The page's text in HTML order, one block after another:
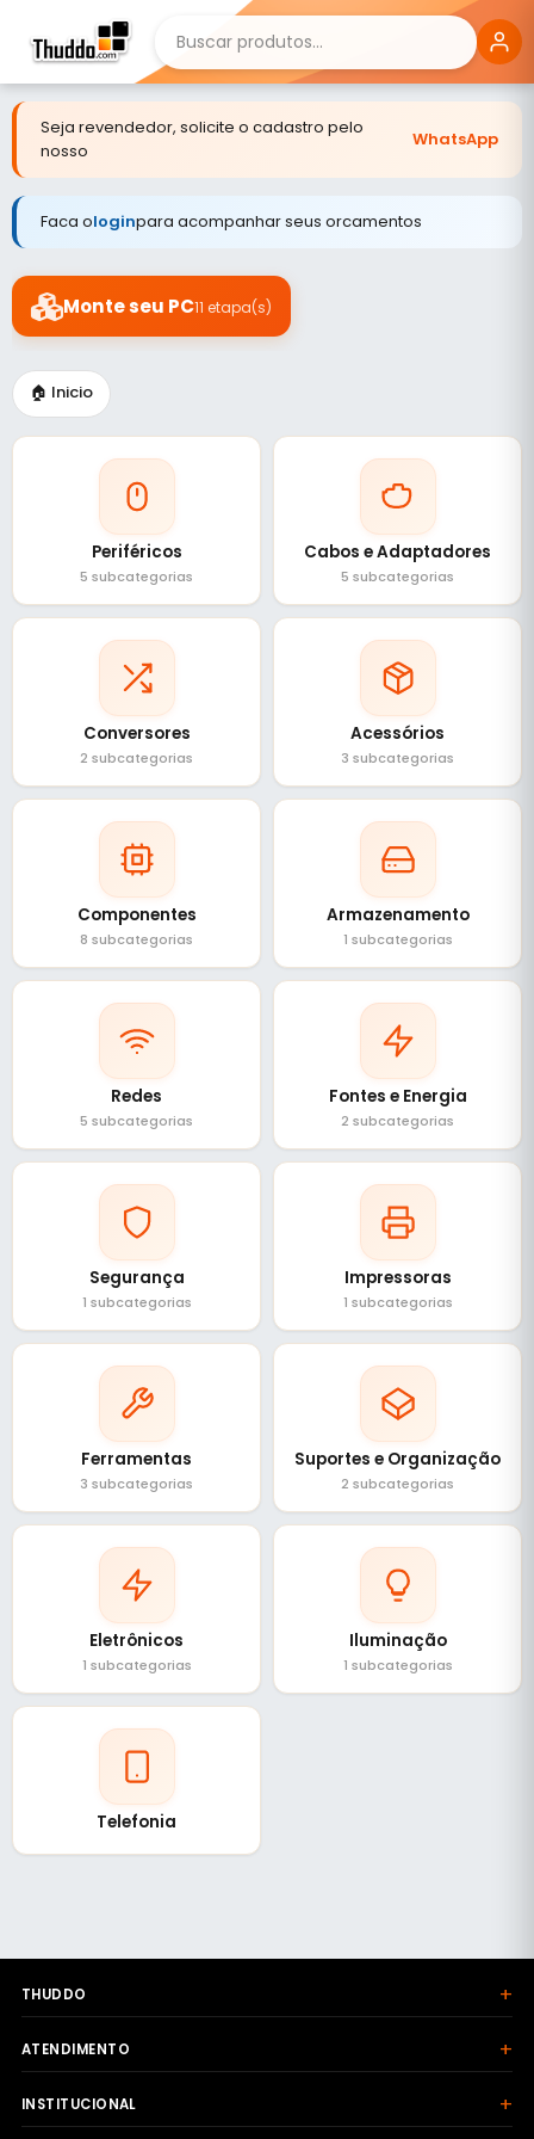
Seja revendedor, solicite o cadastro pelo
nosso
WhatsApp
Faca ologinpara acompanhar seus orcamentos
Monte seu PC11 etapa(s)
🏠 Inicio
Periféricos
5 subcategorias
Cabos e Adaptadores
5 subcategorias
Conversores
2 subcategorias
Acessórios
3 subcategorias
Componentes
8 subcategorias
Armazenamento
1 subcategorias
Redes
5 subcategorias
Fontes e Energia
2 subcategorias
Segurança
1 subcategorias
Impressoras
1 subcategorias
Ferramentas
3 subcategorias
Suportes e Organização
2 subcategorias
Eletrônicos
1 subcategorias
Iluminação
1 subcategorias
Telefonia
THUDDO +
ATENDIMENTO +
INSTITUCIONAL +